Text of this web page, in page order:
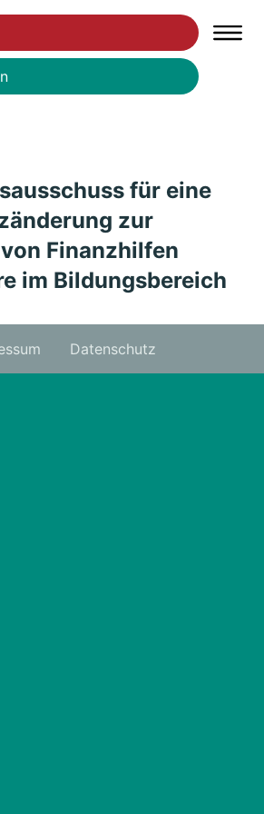
für eine
zur
Finanzhilfen
im Bildungsbereich
Datenschutz